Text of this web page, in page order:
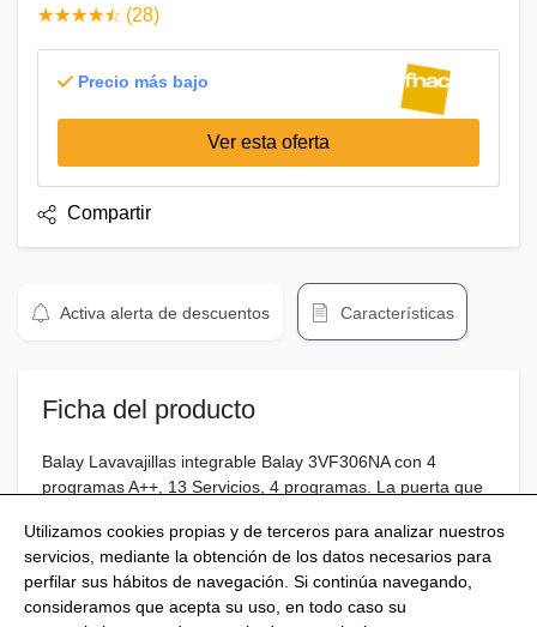
☆☆☆☆☆
★★★★★ (28)
Precio más bajo
Ver esta oferta
Compartir
Activa alerta de descuentos Características
Ficha del producto
Balay Lavavajillas integrable Balay 3VF306NA con 4
programas A++, 13 Servicios, 4 programas. La puerta que
Utilizamos cookies propias y de terceros para analizar nuestros
servicios, mediante la obtención de los datos necesarios para
perfilar sus hábitos de navegación. Si continúa navegando,
consideramos que acepta su uso, en todo caso su